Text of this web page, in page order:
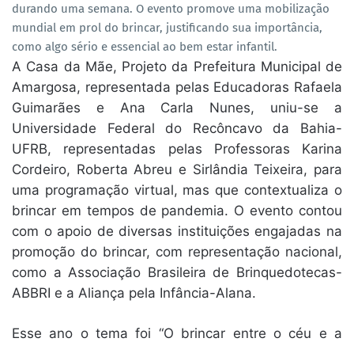
durando uma semana. O evento promove uma mobilização
mundial em prol do brincar, justificando sua importância,
como algo sério e essencial ao bem estar infantil.
A Casa da Mãe, Projeto da Prefeitura Municipal de
Amargosa, representada pelas Educadoras Rafaela
Guimarães e Ana Carla Nunes, uniu-se a
Universidade Federal do Recôncavo da Bahia-
UFRB, representadas pelas Professoras Karina
Cordeiro, Roberta Abreu e Sirlândia Teixeira, para
uma programação virtual, mas que contextualiza o
brincar em tempos de pandemia. O evento contou
com o apoio de diversas instituições engajadas na
promoção do brincar, com representação nacional,
como a Associação Brasileira de Brinquedotecas-
ABBRI e a Aliança pela Infância-Alana.
Esse ano o tema foi “O brincar entre o céu e a